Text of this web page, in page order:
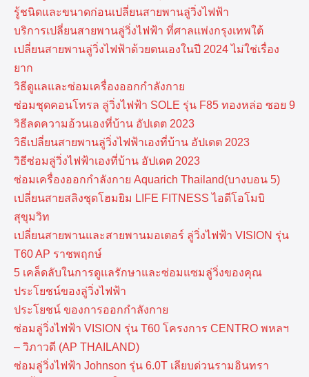
รู้ชนิดและขนาดก่อนเปลี่ยนสายพานลู่วิ่งไฟฟ้า
บริการเปลี่ยนสายพานลู่วิ่งไฟฟ้า ที่​ศาลแพ่งกรุงเทพ​ใต้
เปลี่ยนสายพานลู่วิ่งไฟฟ้าด้วยตนเองในปี 2024 ไม่ใช่เรื่อง
ยาก
วิธีดูแลและซ่อมเครื่องออกกำลังกาย
ซ่อมชุดคอนโทรล ลู่วิ่งไฟฟ้า SOLE รุ่น F85 ทองหล่อ ซอย 9
วิธีลดความอ้วนเองที่บ้าน อัปเดต 2023
วิธีเปลี่ยนสายพานลู่วิ่งไฟฟ้าเองที่บ้าน อัปเดต 2023
วิธีซ่อมลู่วิ่งไฟฟ้าเองที่บ้าน อัปเดต 2023
ซ่อมเครื่องออกกำลังกาย Aquarich Thailand(บางบอน 5)
เปลี่ยนสายสลิงชุดโฮมยิม LIFE FITNESS ไอดีโอโมบิ
สุขุมวิท
เปลี่ยนสายพานและสายพานมอเตอร์ ลู่วิ่งไฟฟ้า VISION รุ่น
T60 AP ราชพฤกษ์
5 เคล็ดลับในการดูแลรักษาและซ่อมแซมลู่วิ่งของคุณ
ประโยชน์ของลู่วิ่งไฟฟ้า
ประโยชน์ ของการออกกำลังกาย
ซ่อมลู่วิ่งไฟฟ้า VISION รุ่น T60 โครงการ CENTRO พหลฯ
– วิภาวดี (AP THAILAND)
ซ่อมลู่วิ่งไฟฟ้า Johnson รุ่น 6.0T เลียบด่วนรามอินทรา